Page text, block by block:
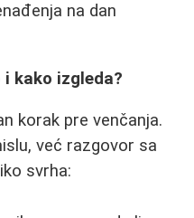
na dan
kako izgleda?
korak pre venčanja.
već razgovor sa
svrha: